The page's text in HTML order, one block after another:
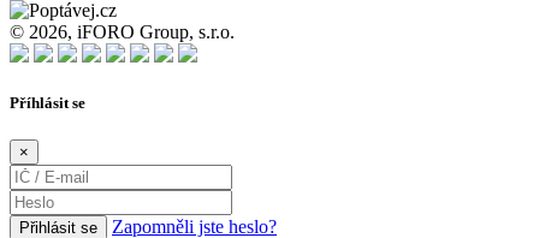
© 2026, iFORO Group, s.r.o.
Příhlásit se
×
Přihlásit se
Zapomněli jste heslo?